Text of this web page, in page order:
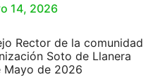
14, 2026
Rector de la comunidad
Soto de Llanera
Mayo de 2026